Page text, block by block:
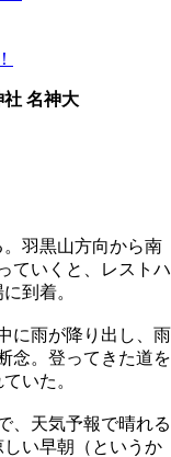
社 名神大
羽黒山方向から南
ていくと、レストハ
到着。
に雨が降り出し、雨
念。登ってきた道を
いた。
、天気予報で晴れる
い早朝（というか